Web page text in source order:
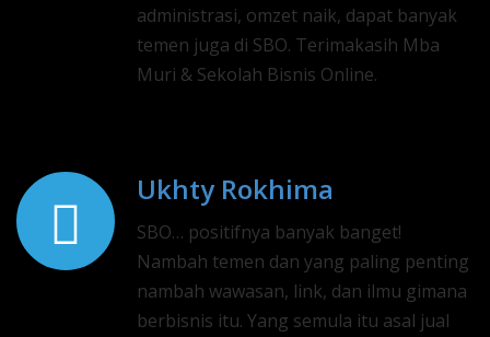
administrasi, omzet naik, dapat banyak
temen juga di SBO. Terimakasih Mba
Muri & Sekolah Bisnis Online.
Ukhty Rokhima
SBO… positifnya banyak banget!
Nambah temen dan yang paling penting
nambah wawasan, link, dan ilmu gimana
berbisnis itu. Yang semula itu asal jual